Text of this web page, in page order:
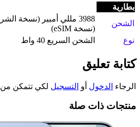
بطارية
الشحن
(نسخة eSIM)
نوع
الشحن السريع 40 واط
كتابة تعليق
الرجاء الدخول أو التسجيل لكي تتمكن من
منتجات ذات صلة